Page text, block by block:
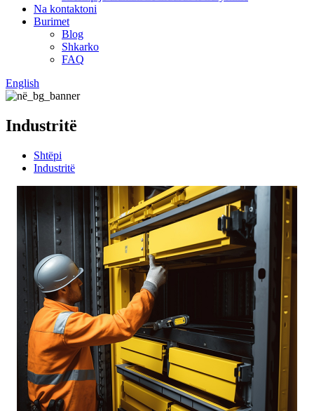
Na kontaktoni
Burimet
Blog
Shkarko
FAQ
English
Industritë
Shtëpi
Industritë